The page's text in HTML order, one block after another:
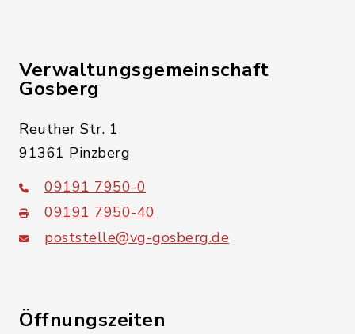
Verwaltungsgemeinschaft
Gosberg
Reuther Str. 1
91361 Pinzberg
09191 7950-0
09191 7950-40
poststelle@vg-gosberg.de
Öffnungszeiten